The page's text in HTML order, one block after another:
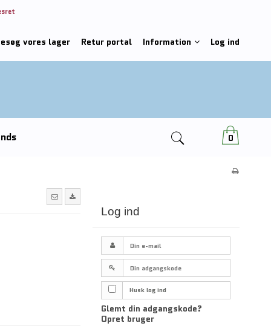
vores lager Retur portal Information Log ind
0
Log ind
Husk log ind
Glemt din adgangskode?
Opret bruger